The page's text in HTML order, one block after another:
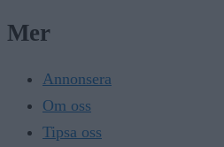
Mer
Annonsera
Om oss
Tipsa oss